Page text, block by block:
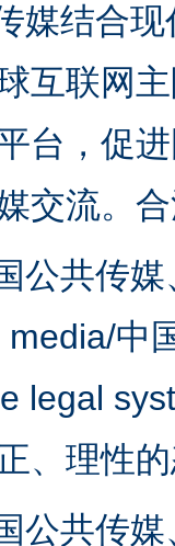
媒结合
互联网
台，促
交流。
公共传
media/中
legal
、理性
公共传